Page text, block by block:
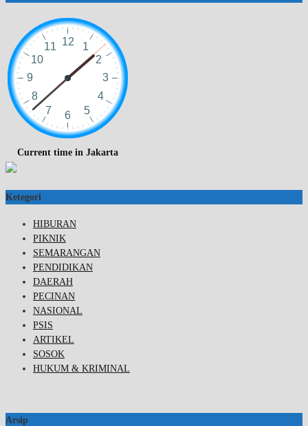
Current time in Jakarta
Ketegori
HIBURAN
PIKNIK
SEMARANGAN
PENDIDIKAN
DAERAH
PECINAN
NASIONAL
PSIS
ARTIKEL
SOSOK
HUKUM & KRIMINAL
Arsip